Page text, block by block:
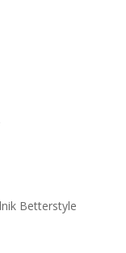
Betterstyle